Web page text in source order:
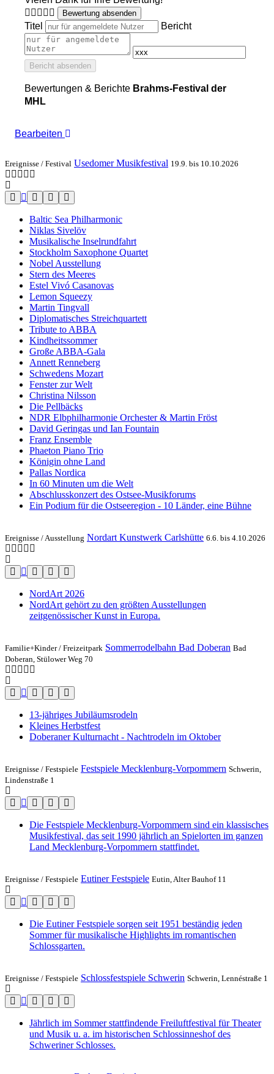
Bewertung absenden
Titel Bericht
Bericht absenden
Bewertungen & Berichte Brahms-Festival der
MHL
Bearbeiten
Ereignisse / Festival Usedomer Musikfestival 19.9. bis 10.10.2026
Baltic Sea Philharmonic
Niklas Sivelöv
Musikalische Inselrundfahrt
Stockholm Saxophone Quartet
Nobel Ausstellung
Stern des Meeres
Estel Vivó Casanovas
Lemon Squeezy
Martin Tingvall
Diplomatisches Streichquartett
Tribute to ABBA
Kindheitssommer
Große ABBA-Gala
Annett Renneberg
Schwedens Mozart
Fenster zur Welt
Christina Nilsson
Die Pellbäcks
NDR Elbphilharmonie Orchester & Martin Fröst
David Geringas und Ian Fountain
Franz Ensemble
Phaeton Piano Trio
Königin ohne Land
Pallas Nordica
In 60 Minuten um die Welt
Abschlusskonzert des Ostsee-Musikforums
Ein Podium für die Ostseeregion - 10 Länder, eine Bühne
Ereignisse /Ausstellung Nordart Kunstwerk Carlshütte 6.6. bis 4.10.2026
NordArt 2026
NordArt gehört zu den größten Ausstellungen
zeitgenössischer Kunst in Europa.
Familie+Kinder / Freizeitpark Sommerrodelbahn Bad Doberan Bad
Doberan, Stülower Weg 70
13-jähriges Jubiläumsrodeln
Kleines Herbstfest
Doberaner Kulturnacht - Nachtrodeln im Oktober
Ereignisse / Festspiele Festspiele Mecklenburg-Vorpommern Schwerin,
Lindenstraße 1
Die Festspiele Mecklenburg-Vorpommern sind ein klassisches
Musikfestival, das seit 1990 jährlich an Spielorten im ganzen
Land Mecklenburg-Vorpommern stattfindet.
Ereignisse / Festspiele Eutiner Festspiele Eutin, Alter Bauhof 11
Die Eutiner Festspiele sorgen seit 1951 beständig jeden
Sommer für musikalische Highlights im romantischen
Schlossgarten.
Ereignisse / Festspiele Schlossfestspiele Schwerin Schwerin, Lennéstraße 1
Jährlich im Sommer stattfindende Freiluftfestival für Theater
und Musik u. a. im historischen Schlossinneshof des
Schweriner Schlosses.